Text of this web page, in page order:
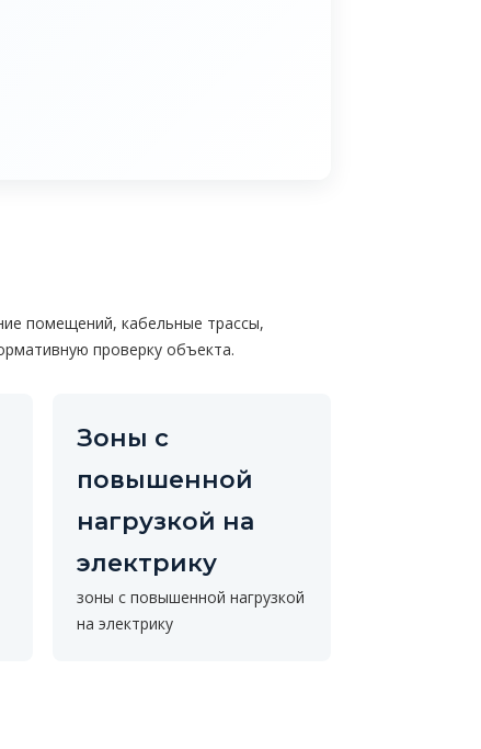
помещений, кабельные трассы,
проверку объекта.
Зоны с
повышенной
нагрузкой на
электрику
зоны с повышенной нагрузкой
на электрику